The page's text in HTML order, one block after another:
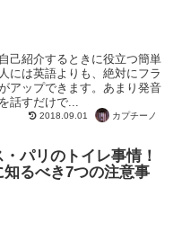
己紹介するときに役立つ簡単
には英語よりも、絶対にフラ
アップできます。あまり発音
話すだけで...
2018.09.01 カプチーノ
パリのトイレ事情！
知るべき7つの注意事